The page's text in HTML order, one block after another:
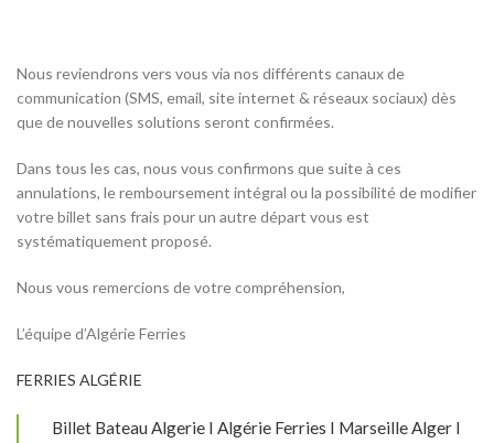
Nous reviendrons vers vous via nos différents canaux de
communication (SMS, email, site internet & réseaux sociaux) dès
que de nouvelles solutions seront confirmées.
Dans tous les cas, nous vous confirmons que suite à ces
annulations, le remboursement intégral ou la possibilité de modifier
votre billet sans frais pour un autre départ vous est
systématiquement proposé.
Nous vous remercions de votre compréhension,
L’équipe d’Algérie Ferries
FERRIES ALGÉRIE
Billet Bateau Algerie I Algérie Ferries I Marseille Alger I